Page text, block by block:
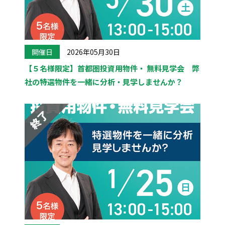
開催日 2026年05月30日
【５名様限定】首都圏投資用物件・ 無料見学会 弊
社の特選物件を一緒に分析・見学しませんか？